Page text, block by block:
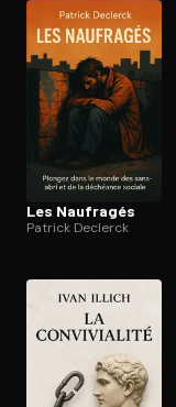
Les Naufragés
Patrick Declerck